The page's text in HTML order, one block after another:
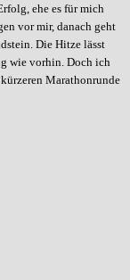
ehe es für mich
vor mir, danach geht
Die Hitze lässt
wie vorhin. Doch ich
Marathonrunde